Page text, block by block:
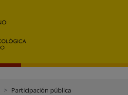
Participación pública